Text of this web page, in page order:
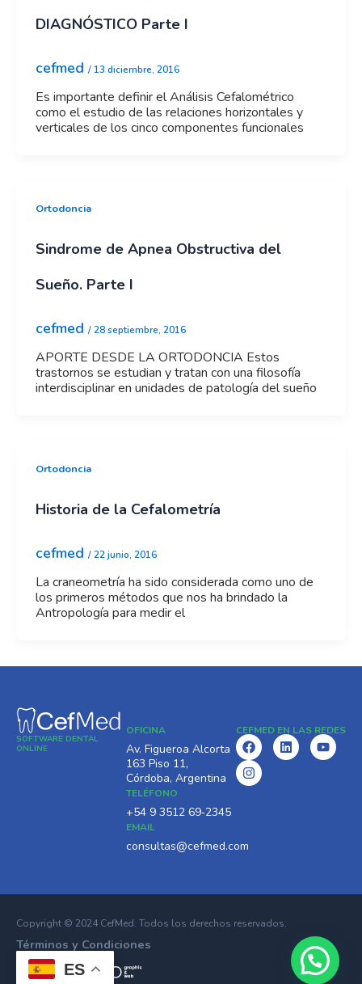
DIAGNÓSTICO Parte I
cefmed / 13 diciembre, 2016
Es importante definir el Análisis Cefalométrico
como el estudio de las relaciones horizontales y
verticales de los cinco componentes funcionales
Ortodoncia
Sindrome de Apnea Obstructiva del
Sueño. Parte I
cefmed /28 septiembre, 2016
APORTE DESDE LA ORTODONCIA Estos
trastornos se estudian y tratan con una filosofía
interdisciplinar en unidades de patología del sueño
Ortodoncia
Historia de la Cefalometría
cefmed /22 junio, 2016
La craneometría ha sido considerada como uno de
los primeros métodos que nos ha brindado la
Antropología para medir el
SOFTWARE DENTAL
ONLINE
OFICINA
Av. Figueroa Alcorta
163 Piso 11,
Córdoba, Argentina
TELÉFONO
‪+54 9 3512 69‑2345‬
EMAIL
consultas@cefmed.com
CEFMED EN LAS REDES
F
a
c
e
L
i
Y
o
I
n
s
t
m
Copyright © 2024 CefMed. Todos los derechos reservados.
Términos y Condiciones
Desarrollado por
ES